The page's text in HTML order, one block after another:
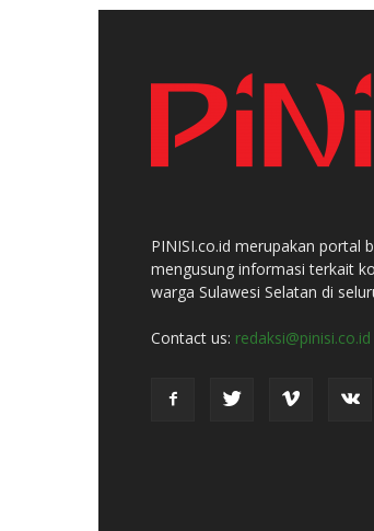
PINISI.co.id merupakan portal
mengusung informasi terkait
warga Sulawesi Selatan di
Contact us: redaksi@pinisi.co.id